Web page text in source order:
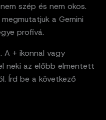
szép és nem okos.
a Gemini
profivá.
A + ikonnal vagy
neki az előbb elmentett
Írd be a következő